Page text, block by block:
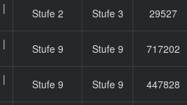
| Stufe 2 Stufe 3 29527
| Stufe 9 Stufe 9 717202
| Stufe 9 Stufe 9 447828